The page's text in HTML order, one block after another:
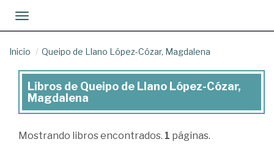
Toggle navigation
Inicio Queipo de Llano López-Cózar, Magdalena
Libros
de
Queipo
Libros de Queipo de Llano López-Cózar,
Magdalena
Mostrando libros encontrados. 1 páginas.